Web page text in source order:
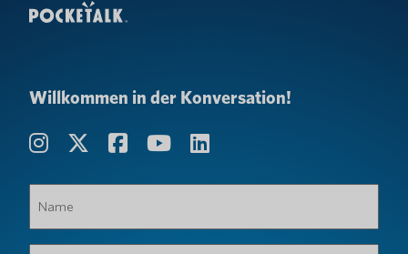
Willkommen in der Konversation!
(erforderlich)